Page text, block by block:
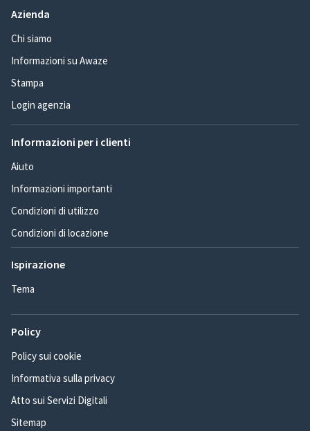
Azienda
Chi siamo
Informazioni su Awaze
Stampa
Login agenzia
Informazioni per i clienti
Aiuto
Informazioni importanti
Condizioni di utilizzo
Condizioni di locazione
Ispirazione
Tema
Policy
Policy sui cookie
Informativa sulla privacy
Atto sui Servizi Digitali
Sitemap